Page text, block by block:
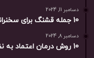
دسامبر 11, 2024
10 جمله قشنگ برای سخنرانی+ نکات و ترفندهای کاربردی
دسامبر 8, 2024
10 روش درمان اعتماد به نفس پایین در بزرگسالان